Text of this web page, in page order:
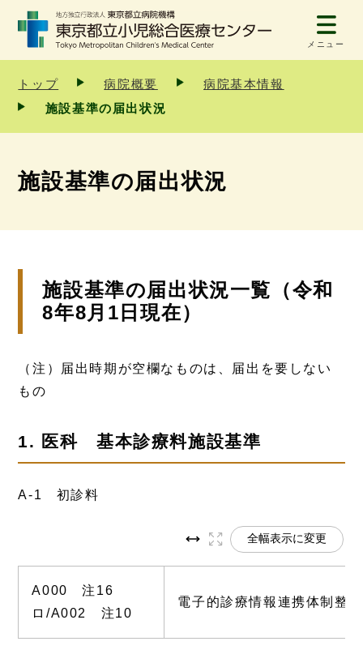
メニュー
トップ 病院概要
病院基本情報
施設基準の届出状況
施設基準の届出状況
施設基準の届出状況一覧（令和
8年8月1日現在）
（注）届出時期が空欄なものは、届出を要しない
もの
1. 医科 基本診療料施設基準
A-1 初診料
全幅表示に変更
A000 注16
ロ/A002 注10
電子的診療情報連携体制整